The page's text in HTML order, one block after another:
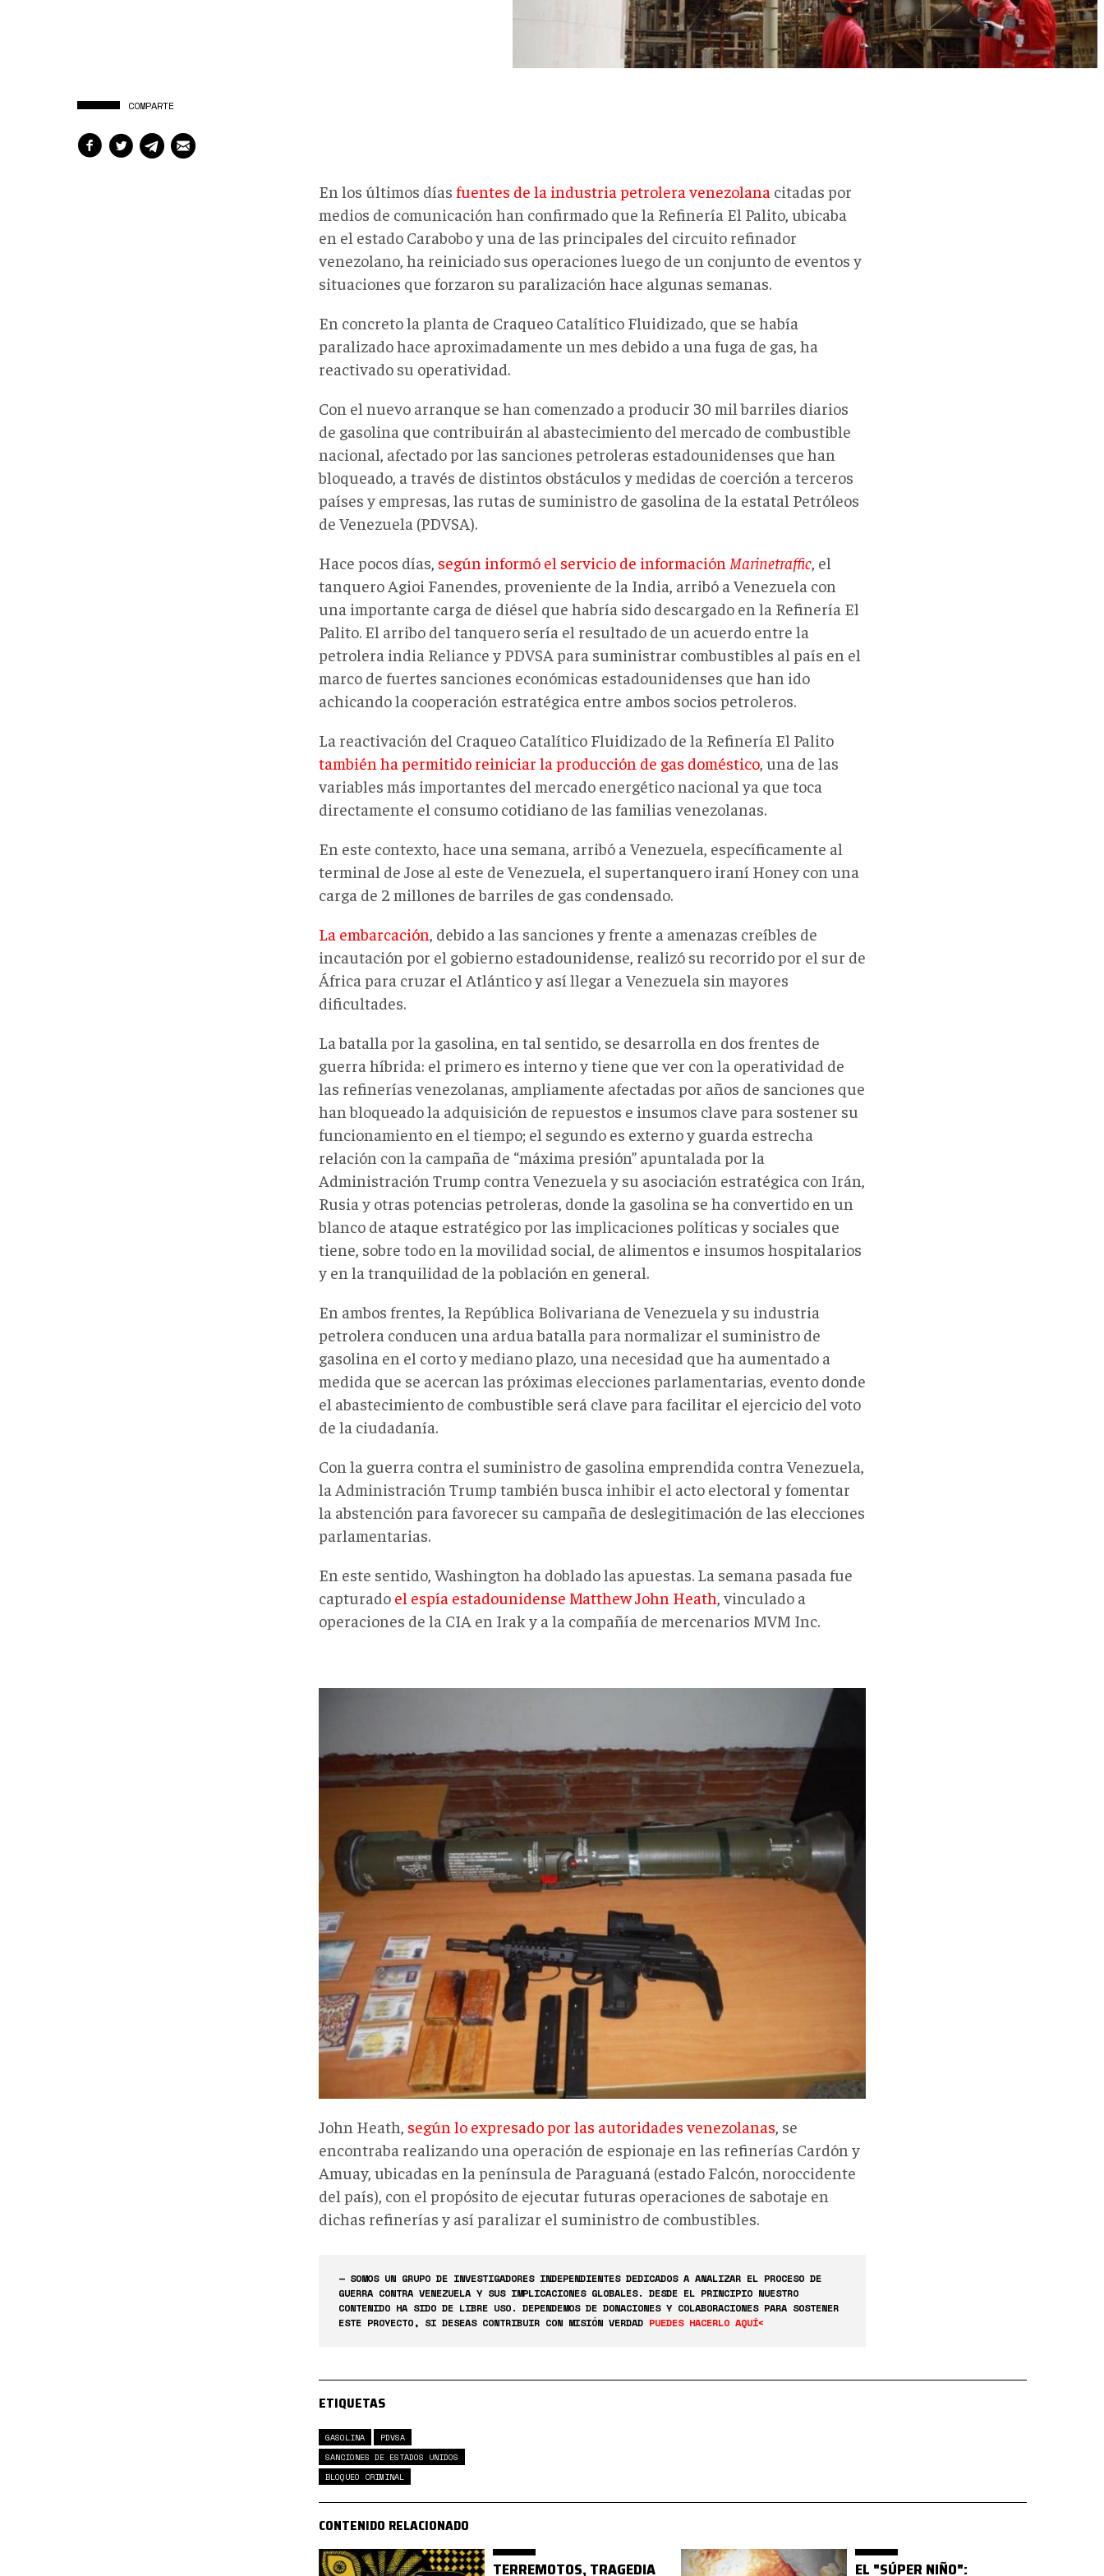
COMPARTE
En los últimos días fuentes de la industria petrolera venezolana citadas por
medios de comunicación han confirmado que la Refinería El Palito, ubicaba
en el estado Carabobo y una de las principales del circuito refinador
venezolano, ha reiniciado sus operaciones luego de un conjunto de eventos y
situaciones que forzaron su paralización hace algunas semanas.
En concreto la planta de Craqueo Catalítico Fluidizado, que se había
paralizado hace aproximadamente un mes debido a una fuga de gas, ha
reactivado su operatividad.
Con el nuevo arranque se han comenzado a producir 30 mil barriles diarios
de gasolina que contribuirán al abastecimiento del mercado de combustible
nacional, afectado por las sanciones petroleras estadounidenses que han
bloqueado, a través de distintos obstáculos y medidas de coerción a terceros
países y empresas, las rutas de suministro de gasolina de la estatal Petróleos
de Venezuela (PDVSA).
Hace pocos días, según informó el servicio de información Marinetraffic, el
tanquero Agioi Fanendes, proveniente de la India, arribó a Venezuela con
una importante carga de diésel que habría sido descargado en la Refinería El
Palito. El arribo del tanquero sería el resultado de un acuerdo entre la
petrolera india Reliance y PDVSA para suministrar combustibles al país en el
marco de fuertes sanciones económicas estadounidenses que han ido
achicando la cooperación estratégica entre ambos socios petroleros.
La reactivación del Craqueo Catalítico Fluidizado de la Refinería El Palito
también ha permitido reiniciar la producción de gas doméstico, una de las
variables más importantes del mercado energético nacional ya que toca
directamente el consumo cotidiano de las familias venezolanas.
En este contexto, hace una semana, arribó a Venezuela, específicamente al
terminal de Jose al este de Venezuela, el supertanquero iraní Honey con una
carga de 2 millones de barriles de gas condensado.
La embarcación, debido a las sanciones y frente a amenazas creíbles de
incautación por el gobierno estadounidense, realizó su recorrido por el sur de
África para cruzar el Atlántico y así llegar a Venezuela sin mayores
dificultades.
La batalla por la gasolina, en tal sentido, se desarrolla en dos frentes de
guerra híbrida: el primero es interno y tiene que ver con la operatividad de
las refinerías venezolanas, ampliamente afectadas por años de sanciones que
han bloqueado la adquisición de repuestos e insumos clave para sostener su
funcionamiento en el tiempo; el segundo es externo y guarda estrecha
relación con la campaña de “máxima presión” apuntalada por la
Administración Trump contra Venezuela y su asociación estratégica con Irán,
Rusia y otras potencias petroleras, donde la gasolina se ha convertido en un
blanco de ataque estratégico por las implicaciones políticas y sociales que
tiene, sobre todo en la movilidad social, de alimentos e insumos hospitalarios
y en la tranquilidad de la población en general.
En ambos frentes, la República Bolivariana de Venezuela y su industria
petrolera conducen una ardua batalla para normalizar el suministro de
gasolina en el corto y mediano plazo, una necesidad que ha aumentado a
medida que se acercan las próximas elecciones parlamentarias, evento donde
el abastecimiento de combustible será clave para facilitar el ejercicio del voto
de la ciudadanía.
Con la guerra contra el suministro de gasolina emprendida contra Venezuela,
la Administración Trump también busca inhibir el acto electoral y fomentar
la abstención para favorecer su campaña de deslegitimación de las elecciones
parlamentarias.
En este sentido, Washington ha doblado las apuestas. La semana pasada fue
capturado el espía estadounidense Matthew John Heath, vinculado a
operaciones de la CIA en Irak y a la compañía de mercenarios MVM Inc.
John Heath, según lo expresado por las autoridades venezolanas , se
encontraba realizando una operación de espionaje en las refinerías Cardón y
Amuay, ubicadas en la península de Paraguaná (estado Falcón, noroccidente
del país), con el propósito de ejecutar futuras operaciones de sabotaje en
dichas refinerías y así paralizar el suministro de combustibles.
— SOMOS UN GRUPO DE INVESTIGADORES INDEPENDIENTES DEDICADOS A ANALIZAR EL PROCESO DE
GUERRA CONTRA VENEZUELA Y SUS IMPLICACIONES GLOBALES. DESDE EL PRINCIPIO NUESTRO
CONTENIDO HA SIDO DE LIBRE USO. DEPENDEMOS DE DONACIONES Y COLABORACIONES PARA SOSTENER
ESTE PROYECTO, SI DESEAS CONTRIBUIR CON MISIÓN VERDAD PUEDES HACERLO AQUÍ<
ETIQUETAS
GASOLINA
PDVSA
SANCIONES DE ESTADOS UNIDOS
BLOQUEO CRIMINAL
CONTENIDO RELACIONADO
TERREMOTOS, TRAGEDIA EL "SÚPER NIÑO":